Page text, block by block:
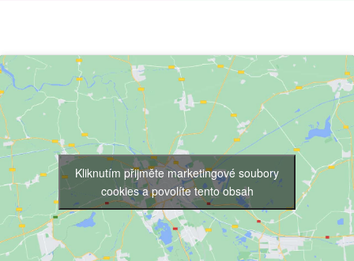
Kliknutím přijměte marketingové soubory
cookies a povolíte tento obsah